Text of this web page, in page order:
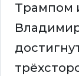
Трампом